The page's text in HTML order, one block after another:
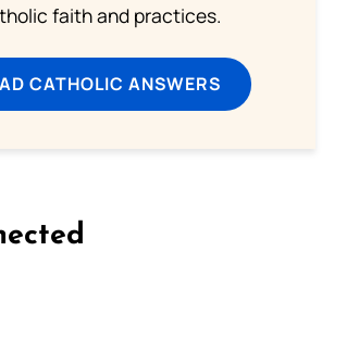
faith and practices.
CATHOLIC ANSWERS